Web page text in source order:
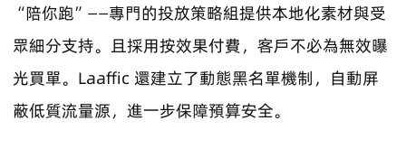
“陪你跑”——專門的投放策略組提供本地化素材與受
眾細分支持。且採用按效果付費，客戶不必為無效曝
光買單。Laaffic 還建立了動態黑名單機制，自動屏
蔽低質流量源，進一步保障預算安全。